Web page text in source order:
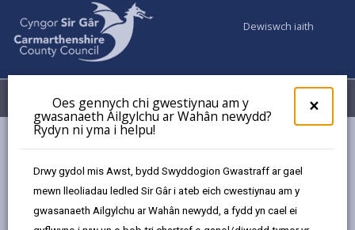
×
Oes gennych chi gwestiynau am y
gwasanaeth Ailgylchu ar Wahân newydd?
Rydyn ni yma i helpu!
Drwy gydol mis Awst, bydd Swyddogion Gwastraff ar gael
mewn lleoliadau ledled Sir Gâr i ateb eich cwestiynau am y
gwasanaeth Ailgylchu ar Wahân newydd, a fydd yn cael ei
Dewiswch iaith
Dewislen
Gweld y Gofrestr Etholiadol